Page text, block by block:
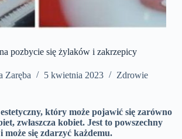
pozbycie się żylaków i zakrzepicy
Zaręba 5 kwietnia 2023 Zdrowie
który może pojawić się zarówno
zwłaszcza kobiet. Jest to powszechny
się zdarzyć każdemu.